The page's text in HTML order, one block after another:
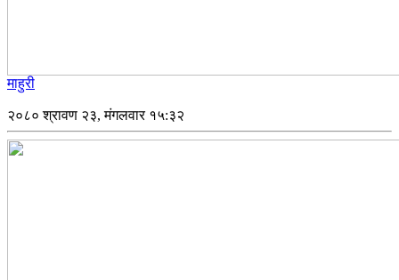
माहुरी
२०८० श्रावण २३, मंगलवार १५:३२